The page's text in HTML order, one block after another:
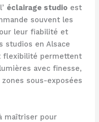
éclairage studioest
souvent les
leur fiabilité et
studios en Alsace
flexibilité permettent
avec finesse,
sous-exposées
maîtriser pour